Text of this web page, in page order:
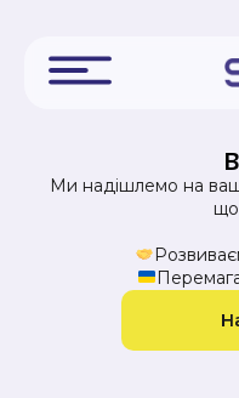
Ми надішлемо на ваш